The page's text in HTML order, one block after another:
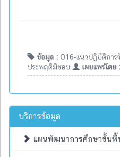
ข้อมูล : O16-แนวปฏิบัติการจั
ประพฤติมิชอบ
เผยแพร่โดย :
บริการข้อมูล
แผนพัฒนาการศึกษาขั้นพื้